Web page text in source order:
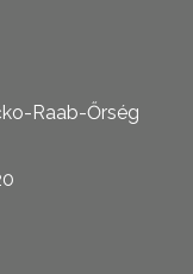
Raab-Őrség